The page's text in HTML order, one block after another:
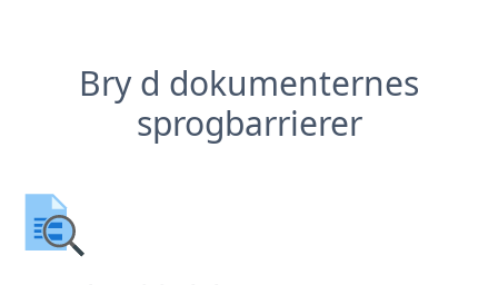
Bry d dokumenternes
sprogbarrierer